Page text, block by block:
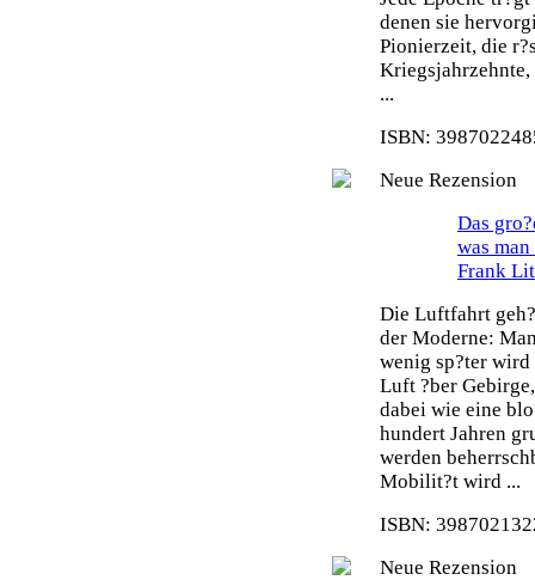
denen sie
Pionierzeit, die
...
ISBN:
Neue Rezension
Das
was
Frank
Die Luftfahrt
der Moderne:
wenig sp?ter wird
Luft ?ber
dabei wie eine
hundert Jahren
werden
Mobilit?t wird ...
ISBN:
Neue Rezension